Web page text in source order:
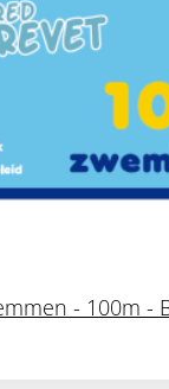
- 100m -